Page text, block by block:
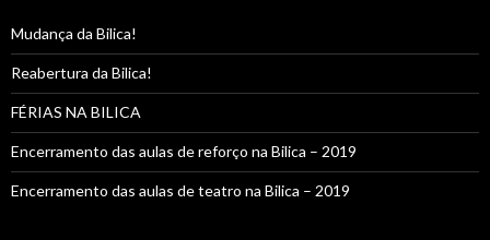
Mudança da Bilica!
Reabertura da Bilica!
FÉRIAS NA BILICA
Encerramento das aulas de reforço na Bilica – 2019
Encerramento das aulas de teatro na Bilica – 2019